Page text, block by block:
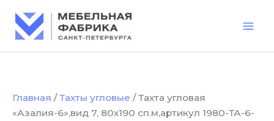
содержимому
Главная /Тахты угловые / Тахта угловая
«Азалия-6»,вид 7, 80х190 сп.м,артикул 1980-ТА-6-
товара
Тахта
угловая
"Азалия-6",вид
сп.м,артикул
1980-
ТА-6-